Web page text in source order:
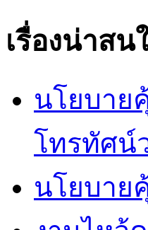
เรื่องน่าสน
นโยบาย
โทรทัศน์
นโยบาย